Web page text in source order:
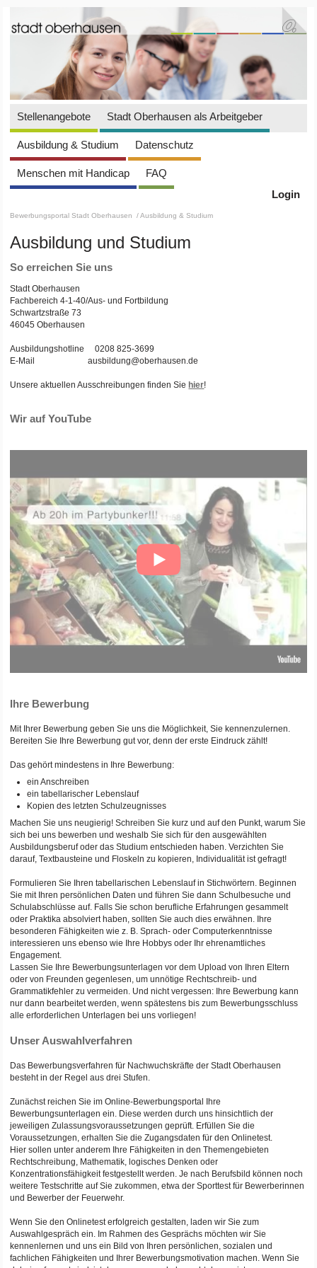
Stellenangebote Stadt Oberhausen als Arbeitgeber
Ausbildung & Studium Datenschutz
Menschen mit Handicap
FAQ
Login
Bewerbungsportal Stadt Oberhausen / Ausbildung & Studium
Ausbildung und Studium
So erreichen Sie uns
Stadt Oberhausen
Fachbereich 4-1-40/Aus- und Fortbildung
Schwartzstraße 73
46045 Oberhausen
Ausbildungshotline 0208 825-3699
E-Mail ausbildung@oberhausen.de
Unsere aktuellen Ausschreibungen finden Sie hier!
Wir auf YouTube
Ihre Bewerbung
Mit Ihrer Bewerbung geben Sie uns die Möglichkeit, Sie kennenzulernen.
Bereiten Sie Ihre Bewerbung gut vor, denn der erste Eindruck zählt!
Das gehört mindestens in Ihre Bewerbung:
ein Anschreiben
ein tabellarischer Lebenslauf
Kopien des letzten Schulzeugnisses
Machen Sie uns neugierig! Schreiben Sie kurz und auf den Punkt, warum Sie
sich bei uns bewerben und weshalb Sie sich für den ausgewählten
Ausbildungsberuf oder das Studium entschieden haben. Verzichten Sie
darauf, Textbausteine und Floskeln zu kopieren, Individualität ist gefragt!
Formulieren Sie Ihren tabellarischen Lebenslauf in Stichwörtern. Beginnen
Sie mit Ihren persönlichen Daten und führen Sie dann Schulbesuche und
Schulabschlüsse auf. Falls Sie schon berufliche Erfahrungen gesammelt
oder Praktika absolviert haben, sollten Sie auch dies erwähnen. Ihre
besonderen Fähigkeiten wie z. B. Sprach- oder Computerkenntnisse
interessieren uns ebenso wie Ihre Hobbys oder Ihr ehrenamtliches
Engagement.
Lassen Sie Ihre Bewerbungsunterlagen vor dem Upload von Ihren Eltern
oder von Freunden gegenlesen, um unnötige Rechtschreib- und
Grammatikfehler zu vermeiden. Und nicht vergessen: Ihre Bewerbung kann
nur dann bearbeitet werden, wenn spätestens bis zum Bewerbungsschluss
alle erforderlichen Unterlagen bei uns vorliegen!
Unser Auswahlverfahren
Das Bewerbungsverfahren für Nachwuchskräfte der Stadt Oberhausen
besteht in der Regel aus drei Stufen.
Zunächst reichen Sie im Online-Bewerbungsportal Ihre
Bewerbungsunterlagen ein. Diese werden durch uns hinsichtlich der
jeweiligen Zulassungsvoraussetzungen geprüft. Erfüllen Sie die
Voraussetzungen, erhalten Sie die Zugangsdaten für den Onlinetest.
Hier sollen unter anderem Ihre Fähigkeiten in den Themengebieten
Rechtschreibung, Mathematik, logisches Denken oder
Konzentrationsfähigkeit festgestellt werden. Je nach Berufsbild können noch
weitere Testschritte auf Sie zukommen, etwa der Sporttest für Bewerberinnen
und Bewerber der Feuerwehr.
Wenn Sie den Onlinetest erfolgreich gestalten, laden wir Sie zum
Auswahlgespräch ein. Im Rahmen des Gesprächs möchten wir Sie
kennenlernen und uns ein Bild von Ihren persönlichen, sozialen und
fachlichen Fähigkeiten und Ihrer Bewerbungsmotivation machen. Wenn Sie